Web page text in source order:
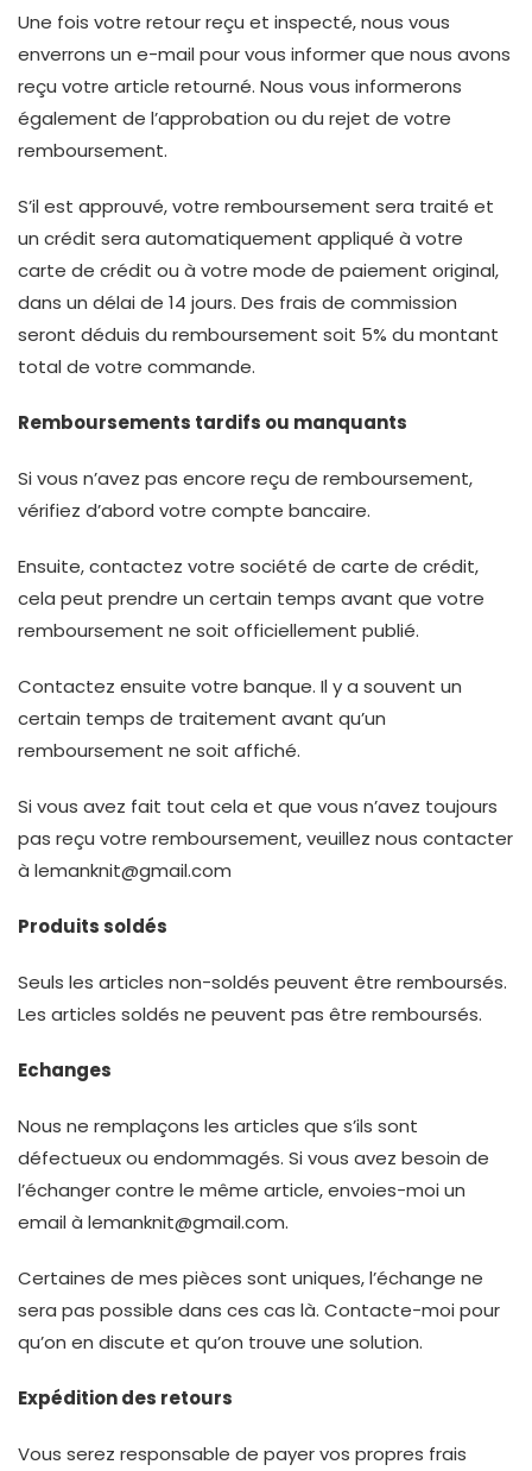
Une fois votre retour reçu et inspecté, nous vous
enverrons un e-mail pour vous informer que nous avons
reçu votre article retourné. Nous vous informerons
également de l’approbation ou du rejet de votre
remboursement.
S’il est approuvé, votre remboursement sera traité et
un crédit sera automatiquement appliqué à votre
carte de crédit ou à votre mode de paiement original,
dans un délai de 14 jours. Des frais de commission
seront déduis du remboursement soit 5% du montant
total de votre commande.
Remboursements tardifs ou manquants
Si vous n’avez pas encore reçu de remboursement,
vérifiez d’abord votre compte bancaire.
Ensuite, contactez votre société de carte de crédit,
cela peut prendre un certain temps avant que votre
remboursement ne soit officiellement publié.
Contactez ensuite votre banque. Il y a souvent un
certain temps de traitement avant qu’un
remboursement ne soit affiché.
Si vous avez fait tout cela et que vous n’avez toujours
pas reçu votre remboursement, veuillez nous contacter
à lemanknit@gmail.com
Produitssoldés
Seuls les articles non-soldés peuvent être remboursés.
Les articles soldés ne peuvent pas être remboursés.
Echanges
Nous ne remplaçons les articles que s’ils sont
défectueux ou endommagés. Si vous avez besoin de
l’échanger contre le même article, envoies-moi un
email à lemanknit@gmail.com.
Certaines de mes pièces sont uniques, l’échange ne
sera pas possible dans ces cas là. Contacte-moi pour
qu’on en discute et qu’on trouve une solution.
Expédition des retours
Vous serez responsable de payer vos propres frais